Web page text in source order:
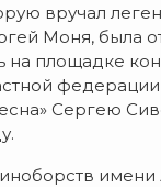
вручал
Моня, была
на площадке
федерации
Сергею
имени